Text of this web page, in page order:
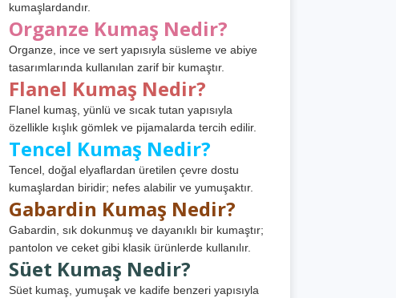
kumaşlardandır.
Organze Kumaş Nedir?
Organze, ince ve sert yapısıyla süsleme ve abiye
tasarımlarında kullanılan zarif bir kumaştır.
Flanel Kumaş Nedir?
Flanel kumaş, yünlü ve sıcak tutan yapısıyla
özellikle kışlık gömlek ve pijamalarda tercih edilir.
Tencel Kumaş Nedir?
Tencel, doğal elyaflardan üretilen çevre dostu
kumaşlardan biridir; nefes alabilir ve yumuşaktır.
Gabardin Kumaş Nedir?
Gabardin, sık dokunmuş ve dayanıklı bir kumaştır;
pantolon ve ceket gibi klasik ürünlerde kullanılır.
Süet Kumaş Nedir?
Süet kumaş, yumuşak ve kadife benzeri yapısıyla